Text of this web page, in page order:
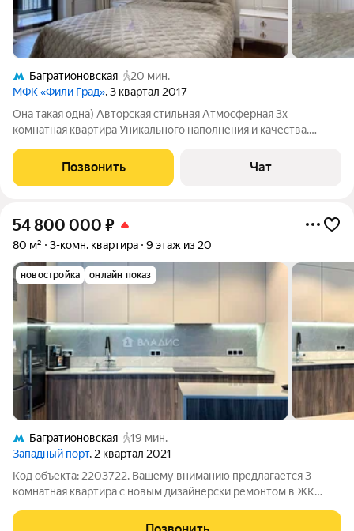
Багратионовская
20 мин.
МФК «Фили Град», 3 квартал 2017
Она такая одна) Авторская стильная Атмосферная 3х
комнатная квартира Уникального наполнения и качества.
вниманию предлагается ПРОДУМАННАЯ квартира с 3мя
изолированными комнатами. Квартира с
Позвонить Чат
54 800 000 ₽
80 м² 3-комн. квартира 9 этаж из 20
новостройка онлайн показ
Багратионовская
19 мин.
Западный порт, 2 квартал 2021
Код объекта: 2203722. Вашему вниманию предлагается 3-
комнатная квартира с новым дизайнерски ремонтом в ЖК
Планировка включает в себя 3 изолированные спальни,